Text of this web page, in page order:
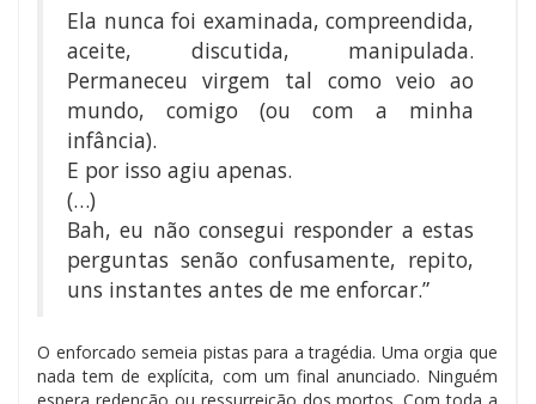
Ela nunca foi examinada, compreendida,
aceite, discutida, manipulada.
Permaneceu virgem tal como veio ao
mundo, comigo (ou com a minha
infância).
E por isso agiu apenas.
(…)
Bah, eu não consegui responder a estas
perguntas senão confusamente, repito,
uns instantes antes de me enforcar.”
O enforcado semeia pistas para a tragédia. Uma orgia que
nada tem de explícita, com um final anunciado. Ninguém